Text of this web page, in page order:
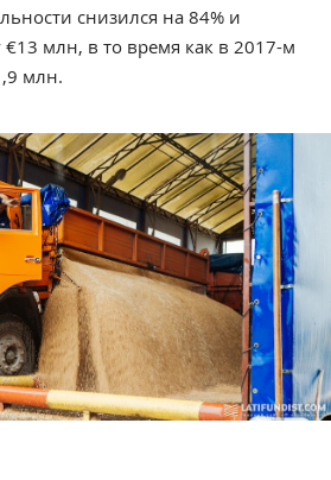
снизился на 84% и
€13 млн, в то время как в 2017-м
млн.